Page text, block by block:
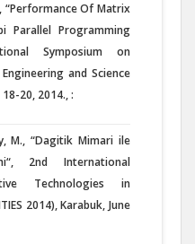
“Performance Of Matrix
Parallel Programming
Symposium on
and Science
18-20, 2014., :
M., “Dagitik Mimari ile
2nd International
Technologies in
2014), Karabuk, June